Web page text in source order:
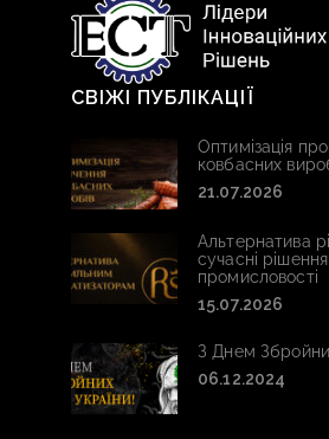
СВІЖІ ПУБЛІКАЦІЇ
Оптимізація
ковбасних
21.07.2026
Альтернатива
сучасні
промисловості
15.07.2026
З Днем
06.12.2024